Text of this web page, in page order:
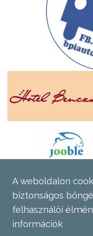
A weboldalon
biztonságos
felhasználói
információk